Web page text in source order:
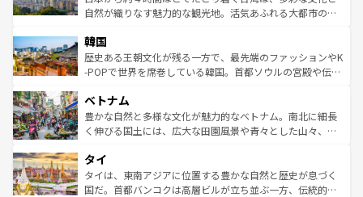
っている。訪れるたびに新しい発見と感動が待っているハ
はコンテンツ一覧
ど、見どころがたくさん。また、カフェやワイン、オージ
いる。アクティビティも充実しており、サーフィンやダイ
ビング、ハイキングなど、アウトドア好きにはたまらな
い。オーストラリアの多彩な魅力を存分に味わいつくそ
参照してほしい。
自然が織りなす魅力的な観光地。活気あふれる大都市の台
ン）、静ひつな山岳地帯である台湾東部など、都市の喧騒
と山間の静けさが共存しており、訪れる人に新しい発見と
驚きをもたらしてくれる。また、奥深い台湾の食文化も魅
容にもいいと評判のスイーツなど、バラエティ豊かな料理
が味わえる。 なお、新着の台湾情報は コンテンツ一覧を参
照してほしい。
韓国
歴史ある王朝文化が残る一方で、最先端のファッションやK
-POPで世界を席巻している韓国。首都ソウルの宮殿や伝統
き、地方に足を延ばせば四季折々の自然美を楽しむことが
できる。そして、キムチや焼肉、絶品のストリートフード
まで、さまざまな韓国料理が待っている。夜には、韓国な
リティに包まれながら、韓国の多彩な魅力を心ゆくまで味
わってみてほしい。 なお、新着の韓国情報はコンテンツ一
覧を参照してほしい。
ベトナム
豊かな自然と多様な文化が魅力的なベトナム。南北に細長
く伸びる国土には、広大な田園風景や青々とした山々、世
急速な発展と共に伝統が息づく。ハノイの古い町並みやホ
ーチミン市のフランス統治時代の建物も、独特の雰囲気を
醸し出している。また、バラエティの豊かさとおいしさで
タイ
タイは、東南アジアに位置する豊かな自然と歴史が息づく
国だ。首都バンコクは高層ビルが立ち並ぶ一方、伝統的な